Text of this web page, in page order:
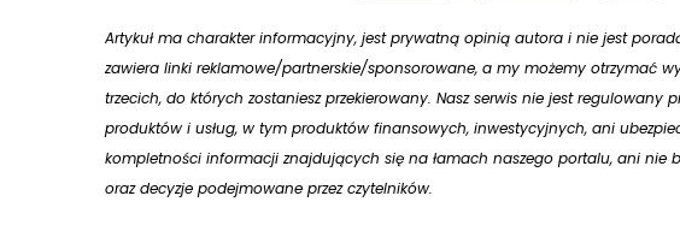
Artykuł ma charakter informacyjny, jest prywatną opinią autora i nie jest
zawiera linki reklamowe/partnerskie/sponsorowane, a my możemy otrzymać
trzecich, do których zostaniesz przekierowany. Nasz serwis nie jest regulowany
produktów i usług, w tym produktów finansowych, inwestycyjnych, ani
kompletności informacji znajdujących się na łamach naszego portalu, ani nie
oraz decyzje podejmowane przez czytelników.